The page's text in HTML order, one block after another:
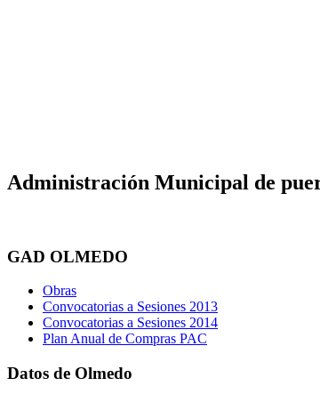
Administración Municipal de
GAD OLMEDO
Obras
Convocatorias a Sesiones 2013
Convocatorias a Sesiones 2014
Plan Anual de Compras PAC
Datos de Olmedo